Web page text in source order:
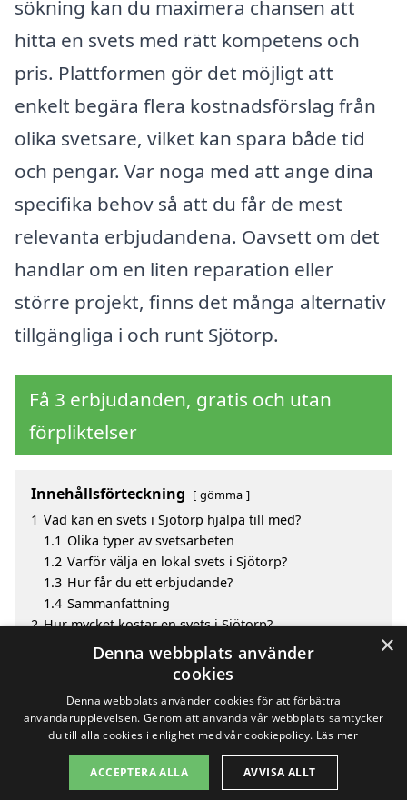
sökning kan du maximera chansen att
hitta en svets med rätt kompetens och
pris. Plattformen gör det möjligt att
enkelt begära flera kostnadsförslag från
olika svetsare, vilket kan spara både tid
och pengar. Var noga med att ange dina
specifika behov så att du får de mest
relevanta erbjudandena. Oavsett om det
handlar om en liten reparation eller
större projekt, finns det många alternativ
tillgängliga i och runt Sjötorp.
Få 3 erbjudanden, gratis och utan
förpliktelser
Innehållsförteckning gömma
1 Vad kan en svets i Sjötorp hjälpa till med?
1.1 Olika typer av svetsarbeten
1.2 Varför välja en lokal svets i Sjötorp?
1.3 Hur får du ett erbjudande?
1.4 Sammanfattning
2 Hur mycket kostar en svets i Sjötorp?
Fördelar med att välja svets i Sjötorp
Sök efter en skicklig svets i de omgivande städerna
Copyright 2026 - Pilanto Aps
×
Denna webbplats använder
cookies
Denna webbplats använder cookies för att förbättra
användarupplevelsen. Genom att använda vår webbplats samtycker
du till alla cookies i enlighet med vår cookiepolicy. Läs mer
ACCEPTERA ALLA AVVISA ALLT